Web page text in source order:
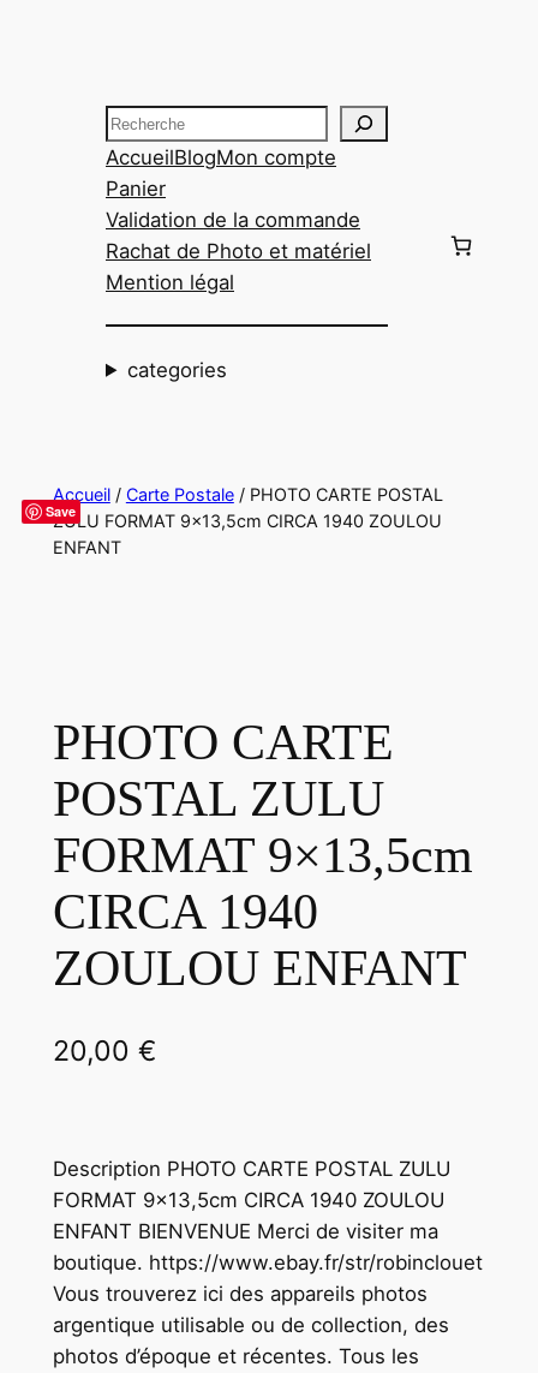
Recherche
AccueilBlogMon compte
Panier
Validation de la commande
Rachat de Photo et matériel
Mention légal
categories
Save
Accueil/ Carte Postale/ PHOTO CARTE POSTAL
ZULU FORMAT 9×13,5cm CIRCA 1940 ZOULOU
ENFANT
PHOTO CARTE
POSTAL ZULU
FORMAT 9×13,5cm
CIRCA 1940
ZOULOU ENFANT
20,00 €
Description PHOTO CARTE POSTAL ZULU
FORMAT 9×13,5cm CIRCA 1940 ZOULOU
ENFANT BIENVENUE Merci de visiter ma
boutique. https://www.ebay.fr/str/robinclouet
Vous trouverez ici des appareils photos
argentique utilisable ou de collection, des
photos d’époque et récentes. Tous les